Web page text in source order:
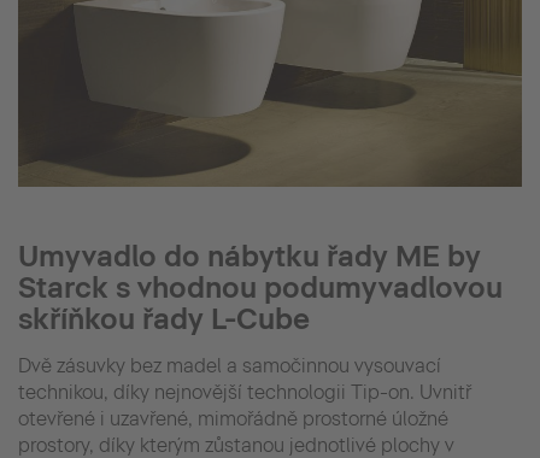
Umyvadlo do nábytku řady ME by
Starck s vhodnou podumyvadlovou
skříňkou řady L-Cube
Dvě zásuvky bez madel a samočinnou vysouvací
technikou, díky nejnovější technologii Tip-on. Uvnitř
otevřené i uzavřené, mimořádně prostorné úložné
prostory, díky kterým zůstanou jednotlivé plochy v